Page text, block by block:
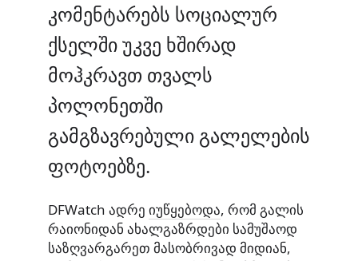
კომენტარებს სოციალურ
ქსელში უკვე ხშირად
მოჰკრავთ თვალს
პოლონეთში
გამგზავრებული გალელების
ფოტოებზე.
DFWatch ადრე იუწყებოდა, რომ გალის
რაიონიდან ახალგაზრდები სამუშაოდ
საზღვარგარეთ მასობრივად მიდიან,